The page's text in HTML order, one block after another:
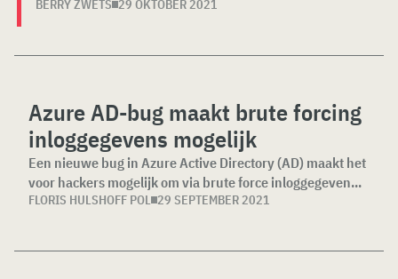
BERRY ZWETS 29 OKTOBER 2021
Azure AD-bug maakt brute forcing
inloggegevens mogelijk
Een nieuwe bug in Azure Active Directory (AD) maakt het
voor hackers mogelijk om via brute force inloggegeven...
FLORIS HULSHOFF POL 29 SEPTEMBER 2021